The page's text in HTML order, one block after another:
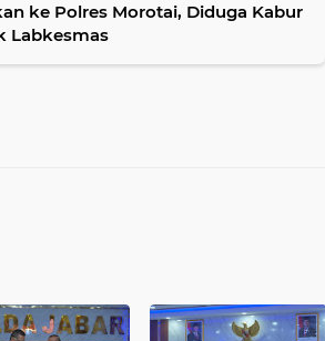
ke Polres Morotai, Diduga Kabur
Labkesmas